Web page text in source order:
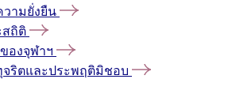
วามยั่งยืน
ถิติ
องจุฬาฯ
จริตและประพฤติมิชอบ